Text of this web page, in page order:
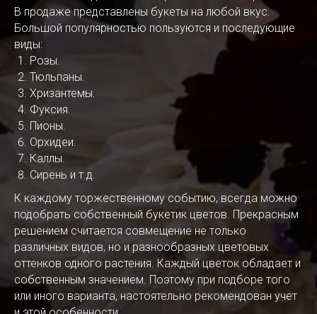
В продаже представлены букеты на любой вкус.
Большой популярностью пользуются и последующие
виды:
Розы.
Тюльпаны.
Хризантемы.
Фуксия.
Пионы.
Орхидеи.
Каллы.
Сирень и т.д.
К каждому торжественному событию, всегда можно
подобрать собственный букетик цветов. Прекрасным
решением считается совмещение не только
различных видов, но и разнообразных цветовых
оттенков одного растения. Каждый цветок обладает и
собственным значением. Поэтому при подборе того
или иного варианта, настоятельно рекомендован учет